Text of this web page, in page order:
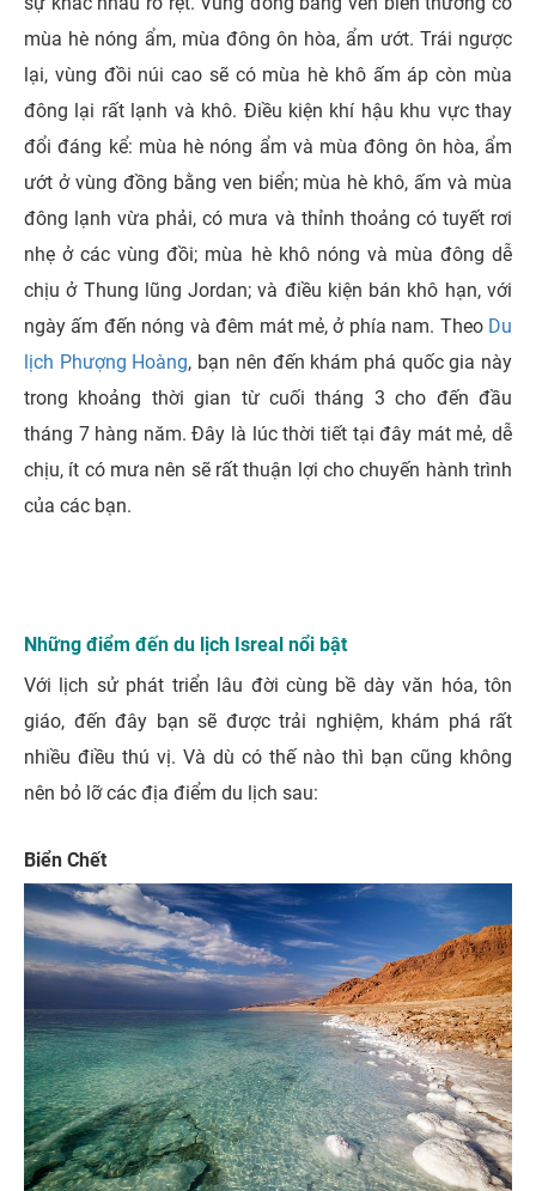
mùa hè nóng ẩm, mùa đông ôn hòa, ẩm ướt. Trái ngược
lại, vùng đồi núi cao sẽ có mùa hè khô ấm áp còn mùa
đông lại rất lạnh và khô. Điều kiện khí hậu khu vực thay
đổi đáng kể: mùa hè nóng ẩm và mùa đông ôn hòa, ẩm
ướt ở vùng đồng bằng ven biển; mùa hè khô, ấm và mùa
đông lạnh vừa phải, có mưa và thỉnh thoảng có tuyết rơi
nhẹ ở các vùng đồi; mùa hè khô nóng và mùa đông dễ
chịu ở Thung lũng Jordan; và điều kiện bán khô hạn, với
ngày ấm đến nóng và đêm mát mẻ, ở phía nam. Theo Du
lịch Phượng Hoàng, bạn nên đến khám phá quốc gia này
trong khoảng thời gian từ cuối tháng 3 cho đến đầu
tháng 7 hàng năm. Đây là lúc thời tiết tại đây mát mẻ, dễ
chịu, ít có mưa nên sẽ rất thuận lợi cho chuyến hành trình
của các bạn.
Những điểm đến du lịch Isreal nổi bật
Với lịch sử phát triển lâu đời cùng bề dày văn hóa, tôn
giáo, đến đây bạn sẽ được trải nghiệm, khám phá rất
nhiều điều thú vị. Và dù có thế nào thì bạn cũng không
nên bỏ lỡ các địa điểm du lịch sau:
Biển Chết